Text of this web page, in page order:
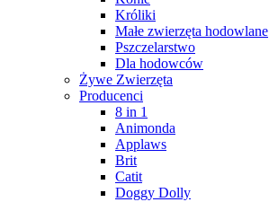
Króliki
Małe zwierzęta hodowlane
Pszczelarstwo
Dla hodowców
Żywe Zwierzęta
Producenci
8 in 1
Animonda
Applaws
Brit
Catit
Doggy Dolly